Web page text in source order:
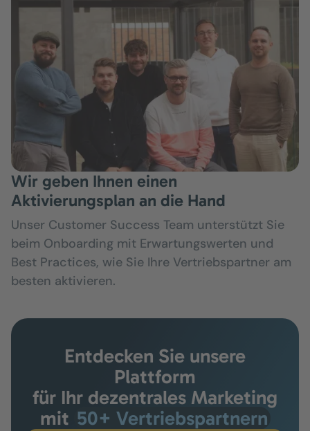
Wir geben Ihnen einen
Aktivierungsplan an die Hand
Unser Customer Success Team unterstützt Sie
beim Onboarding mit Erwartungswerten und
Best Practices, wie Sie Ihre Vertriebspartner am
besten aktivieren.
Entdecken Sie unsere
Plattform
für Ihr dezentrales Marketing
mit 50+ Vertriebspartnern